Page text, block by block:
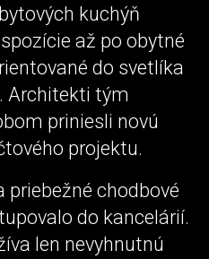
kuchýň
až po obytné
do svetlíka
Architekti tým
priniesli novú
projektu.
priebežné chodbové
do kancelárií.
len nevyhnutnú